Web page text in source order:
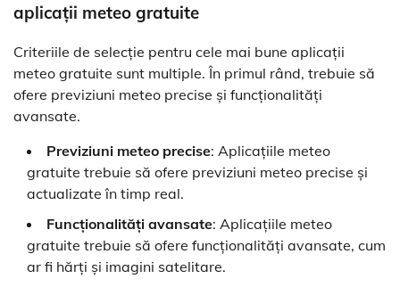
aplicații meteo gratuite
Criteriile de selecție pentru cele mai bune aplicații
meteo gratuite sunt multiple. În primul rând, trebuie să
ofere previziuni meteo precise și funcționalități
avansate.
Previziuni meteo precise: Aplicațiile meteo
gratuite trebuie să ofere previziuni meteo precise și
actualizate în timp real.
Funcționalități avansate: Aplicațiile meteo
gratuite trebuie să ofere funcționalități avansate, cum
ar fi hărți și imagini satelitare.